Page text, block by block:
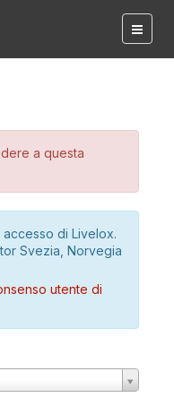
a questa
di Livelox.
Svezia, Norvegia
utente di